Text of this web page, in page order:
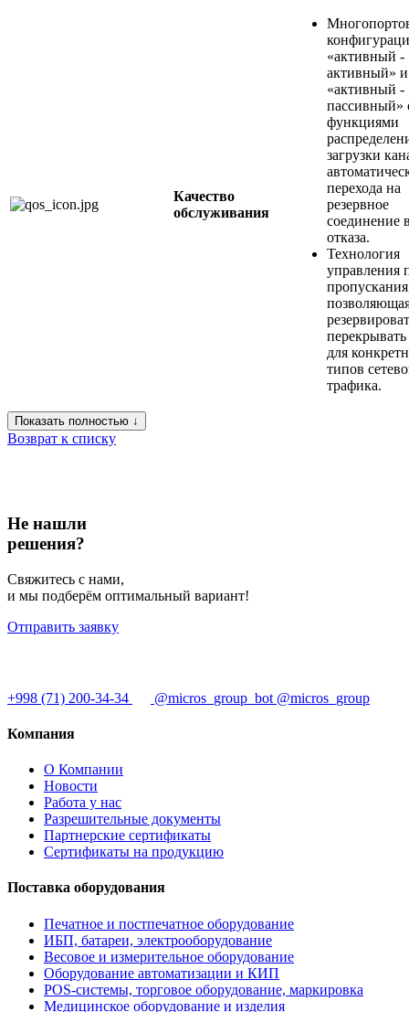
Качество
обслуживания
«активный -
активный» и
«активный -
пассивный»
функциями
загрузки
перехода на
резервное
соединение
отказа.
Технология
управления
для
типов
трафика.
Показать полностью ↓
Возврат к списку
Не нашли
решения?
Свяжитесь с нами,
и мы подберём оптимальный вариант!
Отправить заявку
+998 (71) 200-34-34 @micros_group_bot @micros_group
Компания
О Компании
Новости
Работа у нас
Разрешительные документы
Партнерские сертификаты
Сертификаты на продукцию
Поставка оборудования
Печатное и постпечатное оборудование
ИБП, батареи, электрооборудование
Весовое и измерительное оборудование
Оборудование автоматизации и КИП
POS-системы, торговое оборудование, маркировка
Медицинское оборудование и изделия